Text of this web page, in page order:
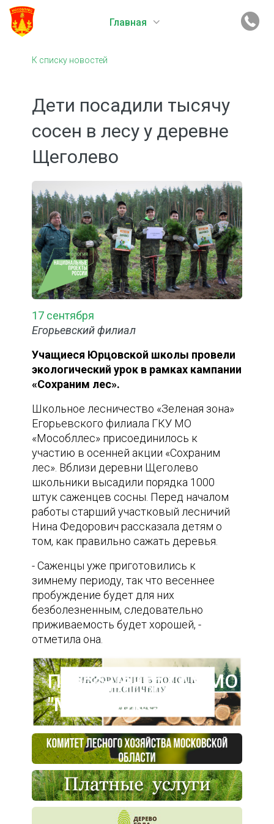
Главная
К списку новостей
Дети посадили тысячу
сосен в лесу у деревне
Щеголево
17 сентября
Егорьевский филиал
Учащиеся Юрцовской школы провели
экологический урок в рамках кампании
«Сохраним лес».
Школьное лесничество «Зеленая зона»
Егорьевского филиала ГКУ МО
«Мособллес» присоединилось к
участию в осенней акции «Сохраним
лес». Вблизи деревни Щеголево
школьники высадили порядка 1000
штук саженцев сосны. Перед началом
работы старший участковый лесничий
Нина Федорович рассказала детям о
том, как правильно сажать деревья.
- Саженцы уже приготовились к
зимнему периоду, так что весеннее
пробуждение будет для них
безболезненным, следовательно
приживаемость будет хорошей, -
отметила она.
Пресс-центр ГАУ МО
"Мособллес"